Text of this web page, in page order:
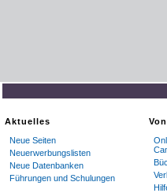
Aktuelles
Neue Seiten
Neuerwerbungslisten
Neue Datenbanken
Führungen und Schulungen